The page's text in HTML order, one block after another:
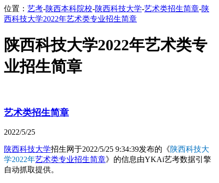
位置： 艺考-陕西本科院校-陕西科技大学-艺术类招生简章-陕
西科技大学2022年艺术类专业招生简章
陕西科技大学2022年艺术类专
业招生简章
艺术类招生简章
2022/5/25
陕西科技大学招生网于2022/5/25 9:34:39发布的《陕西科技大
学2022年艺术类专业招生简章》的信息由YKAi艺考数据引擎
自动抓取提供。